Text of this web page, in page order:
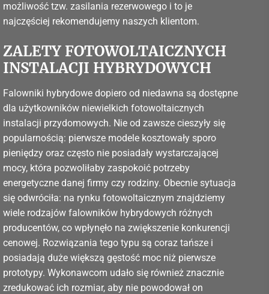
możliwość tzw. zasilania rezerwowego i to je
najczęściej rekomendujemy naszych klientom.
ZALETY FOTOWOLTAICZNYCH
INSTALACJI HYBRYDOWYCH
Falowniki hybrydowe dopiero od niedawna są dostępne
dla użytkowników niewielkich fotowoltaicznych
instalacji przydomowych. Nie od zawsze cieszyły się
popularnością: pierwsze modele kosztowały sporo
pieniędzy oraz często nie posiadały wystarczającej
mocy, która pozwoliłaby zaspokoić potrzeby
energetyczne danej firmy czy rodziny. Obecnie sytuacja
się odwróciła: na rynku fotowoltaicznym znajdziemy
wiele rodzajów falowników hybrydowych różnych
producentów, co wpłynęło na zwiększenie konkurencji
cenowej. Rozwiązania tego typu są coraz tańsze i
posiadają duże większą gęstość moc niż pierwsze
prototypy. Wykonawcom udało się również znacznie
zredukować ich rozmiar, aby nie powodował on